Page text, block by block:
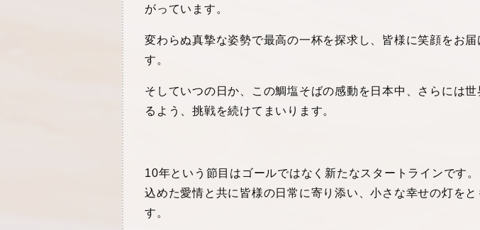
がっています。
変わらぬ真摯な姿勢で最高の一杯を探求し、皆様に笑顔をお届
す。
そしていつの日か、この鯛塩そばの感動を日本中、さらには
るよう、挑戦を続けてまいります。
10年という節目はゴールではなく新たなスタートラインです
込めた愛情と共に皆様の日常に寄り添い、小さな幸せの灯をと
す。